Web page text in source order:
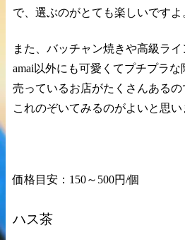
で、選ぶのがとても楽しいですよ
また、バッチャン焼きや高級ライ
amai以外にも可愛くてプチプラな
売っているお店がたくさんあるの
これのぞいてみるのがよいと思い
価格目安：150～500円/個
ハス茶